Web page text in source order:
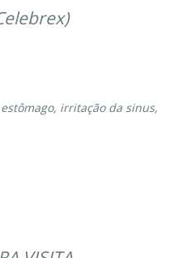
irritação da sinus,